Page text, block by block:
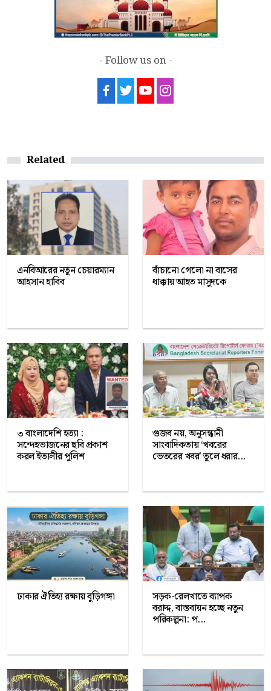
- Follow us on -
Related
এনবিআরের নতুন চেয়ারম্যান
আহসান হাবিব
বাঁচানো গেলো না বাসের
ধাক্কায় আহত মাসুদকে
৩ বাংলাদেশি হত্যা :
সন্দেহভাজনের ছবি প্রকাশ
করল ইতালীর পুলিশ
গুজব নয়, অনুসন্ধানী
সাংবাদিকতায় ‘খবরের
ভেতরের খবর’ তুলে ধরার...
ঢাকার ঐতিহ্য রক্ষায় বুড়িগঙ্গা সড়ক-রেলখাতে ব্যাপক
বরাদ্দ, বাস্তবায়ন হচ্ছে নতুন
পরিকল্পনা: প...